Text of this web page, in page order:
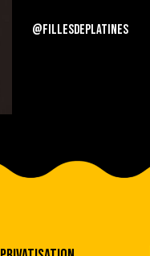
@fillesdeplatines